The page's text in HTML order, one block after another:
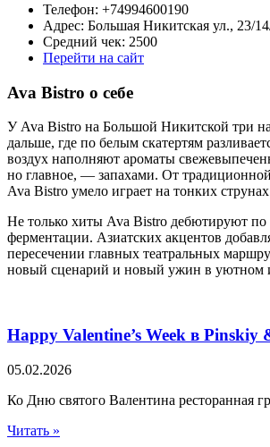
Телефон: +74994600190
Адрес: Большая Никитская ул., 23/
Средний чек: 2500
Перейти на сайт
Ava Bistro о себе
У Ava Bistro на Большой Никитской три
дальше, где по белым скатертям
воздух наполняют ароматы
но главное, — запахами. От
Ava Bistro умело играет на тонких
Не только хиты Ava Bistro дебютируют
ферментации. Азиатских акцентов
пересечении главных театральных
новый сценарий и новый ужин в уютном
Happy Valentine’s Week в
05.02.2026
Ко Дню святого Валентина ресторанная
Читать »